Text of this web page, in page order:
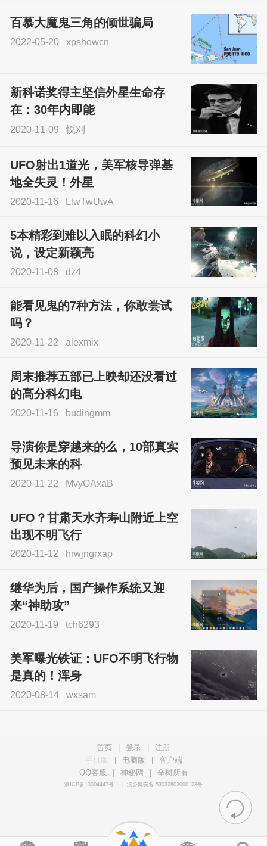
sskfn
百慕大魔鬼三角的倾世骗局
2022-05-20 xpshowcn
新科诺奖得主坚信外星生命存
在：30年内即能
2020-11-09 悦刈
UFO射出1道光，美军核导弹基
地全失灵！外星
2020-11-16 LlwTwUwA
5本精彩到难以入眠的科幻小
说，设定新颖亮
2020-11-08 dz4
能看见鬼的7种方法，你敢尝试
吗？
2020-11-22 alexmix
周末推荐五部已上映却还没看过
的高分科幻电
2020-11-16 budingmm
导演你是穿越来的么，10部真实
预见未来的科
2020-11-22 MvyOAxaB
UFO？甘肃天水齐寿山附近上空
出现不明飞行
2020-11-12 hrwjngrxap
继华为后，国产操作系统又迎
来“神助攻”
2020-11-19 tch6293
美军曝光铁证：UFO不明飞行物
是真的！浑身
2020-08-14 wxsam
首页 | 登录 |
注册
手机版
| 电脑版 |
客户端
QQ客服
| 神秘网 | 辛树所有
滇ICP备13004447号-1 滇公网安备 53032802000123号